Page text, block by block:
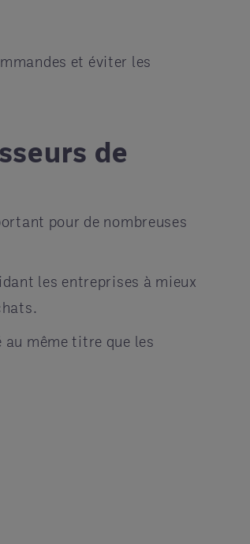
et éviter les
de
pour de nombreuses
les entreprises à mieux
même titre que les